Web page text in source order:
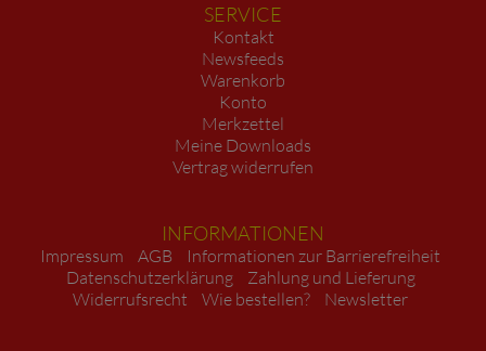
SERVICE
Kontakt
Newsfeeds
Warenkorb
Konto
Merkzettel
Meine Downloads
Vertrag widerrufen
INFORMATIONEN
Impressum AGB
Informationen zur Barrierefreiheit
Datenschutzerklärung
Zahlung und Lieferung
Widerrufsrecht
Wie bestellen? Newsletter